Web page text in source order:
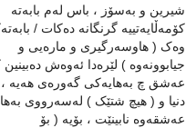
شیرین و بەسۆز ، باس لەم بابەتە
کۆمەڵایەتییە گرنگانە دەکات /
وەک ( هاوسەرگیری و مارەیی و
جیابوونەوە ) لێرەدا ئەوەش دەبینین
عەشق چ بەهایەکی گەورەی هەیە ،
دنیا و ( هیچ شتێک ) لەسەرووی
عەشقەوە نابینێت ، بۆیە ( بۆ